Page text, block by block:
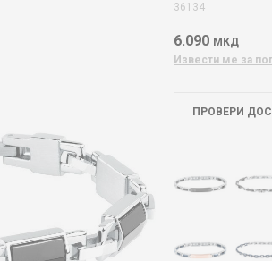
36134
6.090 МКД
Извести ме за
ПРОВЕРИ